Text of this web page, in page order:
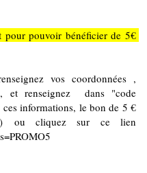
pouvoir bénéficier de 5€
vos coordonnées ,
et renseignez  dans "code
informations, le bon de 5 €
ou cliquez sur ce lien